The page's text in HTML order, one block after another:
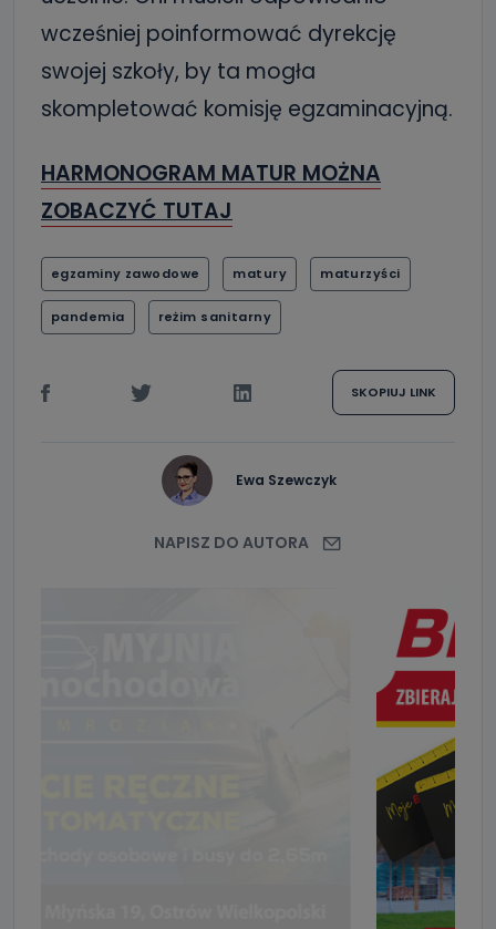
wcześniej poinformować dyrekcję
swojej szkoły, by ta mogła
skompletować komisję egzaminacyjną.
HARMONOGRAM MATUR MOŻNA
ZOBACZYĆ TUTAJ
egzaminy zawodowe matury maturzyści
pandemia reżim sanitarny
SKOPIUJ LINK
Ewa Szewczyk
NAPISZ DO AUTORA